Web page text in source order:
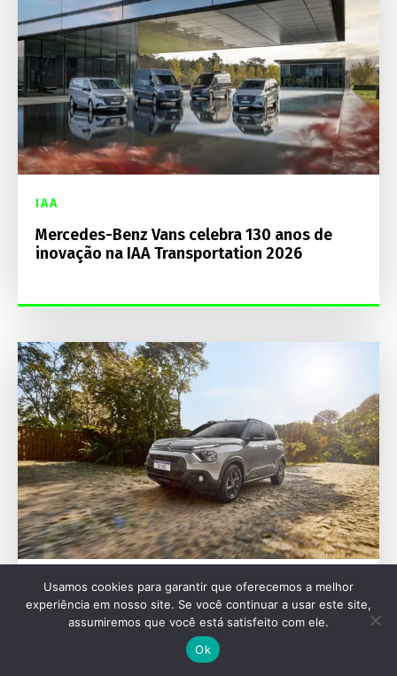
IAA
Mercedes-Benz Vans celebra 130 anos de
inovação na IAA Transportation 2026
MERCADO
Citroën cresce em julho impulsionada por C3,
Usamos cookies para garantir que oferecemos a melhor
experiência em nosso site. Se você continuar a usar este site,
assumiremos que você está satisfeito com ele.
Ok